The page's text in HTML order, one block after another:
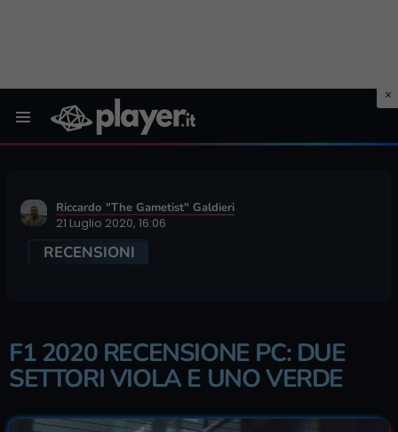
Riccardo "The Gametist" Galdieri
21 Luglio 2020, 16:06
RECENSIONI
F1 2020 RECENSIONE PC: DUE
SETTORI VIOLA E UNO VERDE